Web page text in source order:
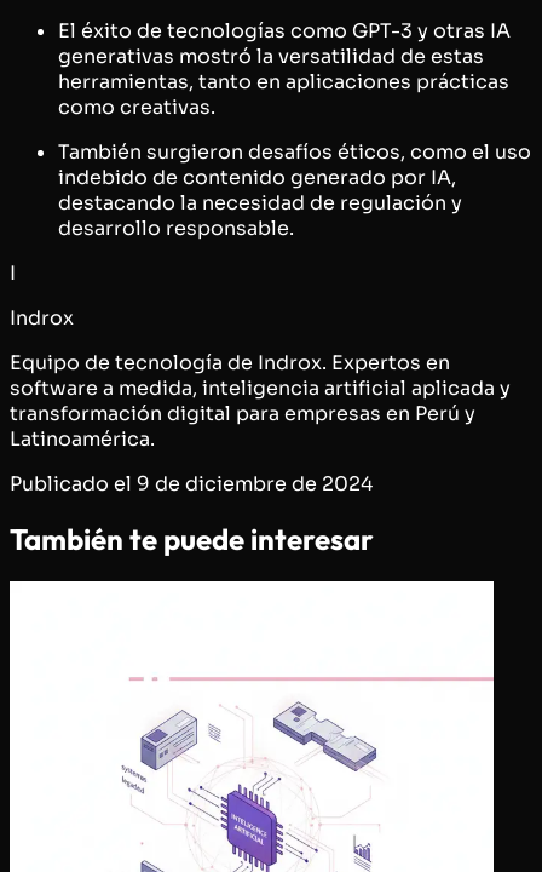
El éxito de tecnologías como GPT-3 y otras IA
generativas mostró la versatilidad de estas
herramientas, tanto en aplicaciones prácticas
como creativas.
También surgieron desafíos éticos, como el uso
indebido de contenido generado por IA,
destacando la necesidad de regulación y
desarrollo responsable.
I
Indrox
Equipo de tecnología de Indrox. Expertos en
software a medida, inteligencia artificial aplicada y
transformación digital para empresas en Perú y
Latinoamérica.
Publicado el 9 de diciembre de 2024
También te puede interesar